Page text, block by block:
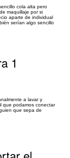
cola alta pero
maquillaje por si
aparte de individual
serían algo sencillo
1
a lavar y
que podamos conectar
que sepa de